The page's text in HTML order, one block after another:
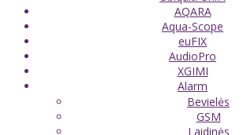
AQARA
Aqua-Scope
euFIX
AudioPro
XGIMI
Alarm
Bevielės
GSM
Laidinės